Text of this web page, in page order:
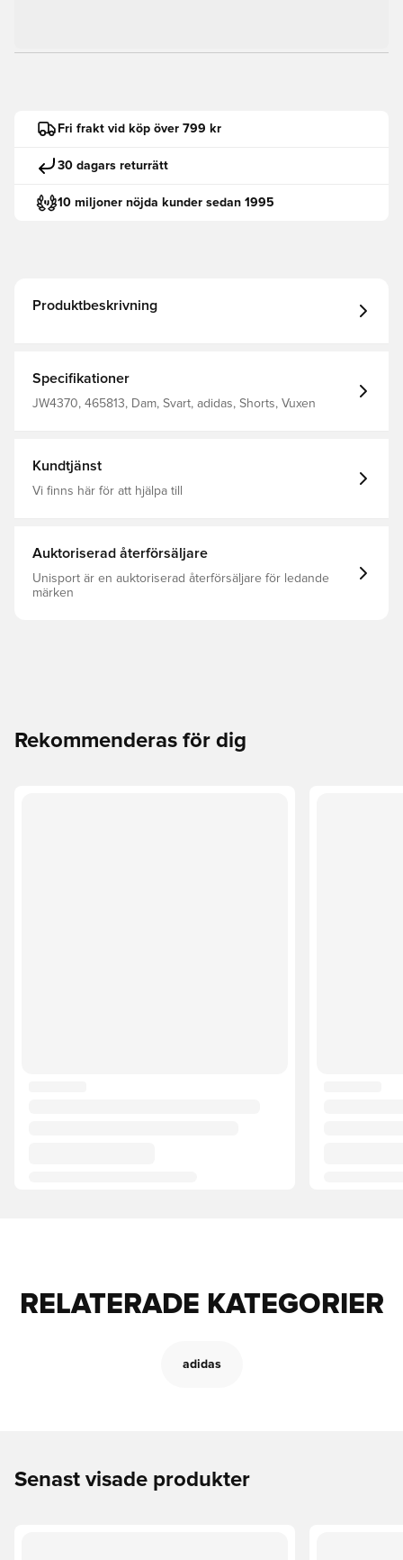
Fri frakt vid köp över 799 kr
30 dagars returrätt
10 miljoner nöjda kunder sedan 1995
Produktbeskrivning
Specifikationer
JW4370, 465813, Dam, Svart, adidas, Shorts, Vuxen
Kundtjänst
Vi finns här för att hjälpa till
Auktoriserad återförsäljare
Unisport är en auktoriserad återförsäljare för ledande
märken
Rekommenderas för dig
RELATERADE KATEGORIER
adidas
Senast visade produkter